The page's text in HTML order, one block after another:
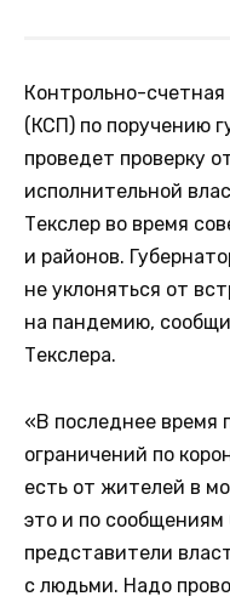
Контрольно-
(КСП) по поручению
проведет проверку
исполнительной
Текслер во время
и районов.
не уклоняться от
на пандемию,
Текслера.
«В последнее время
ограничений по
есть от жителей в
это и по
представители
с людьми. Надо